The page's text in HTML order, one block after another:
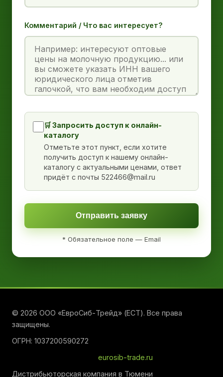
Комментарий / Что вас интересует?
🛒 Запросить доступ к онлайн-
каталогу
Отметьте этот пункт, если хотите
получить доступ к нашему онлайн-
каталогу с актуальными ценами, ответ
придёт с почты 522466@mail.ru
Отправить заявку
* Обязательное поле — Email
© 2026 ООО «ЕвроСиб-Трейд» (ЕСТ). Все права
защищены.
ОГРН: 1037200590272
eurosib-trade.ru
Дистрибьюторская компания в Тюмени